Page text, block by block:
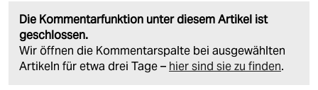
Die Kommentarfunktion unter diesem Artikel ist
geschlossen.
Wir öffnen die Kommentarspalte bei ausgewählten
Artikeln für etwa drei Tage – hier sind sie zu finden.